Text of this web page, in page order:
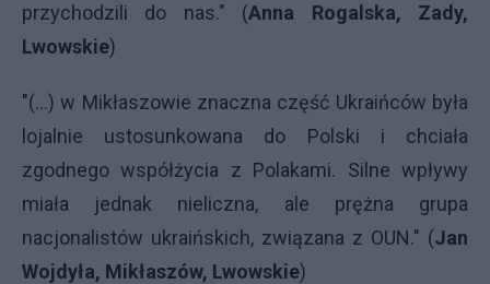
przychodzili do nas." (Anna Rogalska, Zady,
Lwowskie)
"(...) w Mikłaszowie znaczna część Ukraińców była
lojalnie ustosunkowana do Polski i chciała
zgodnego współżycia z Polakami. Silne wpływy
miała jednak nieliczna, ale prężna grupa
nacjonalistów ukraińskich, związana z OUN." (Jan
Wojdyła, Mikłaszów, Lwowskie)